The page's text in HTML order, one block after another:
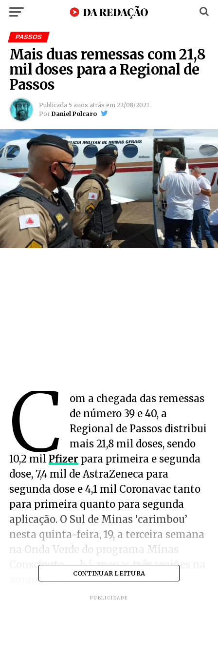
PASSOS
Mais duas remessas com 21,8
mil doses para a Regional de
Passos
Publicada 5 anos atrás em 22/08/2021
Por Daniel Polcaro
C
om a chegada das remessas
de número 39 e 40, a
Regional de Passos distribui
mais 21,8 mil doses, sendo
10,2 mil Pfizer para primeira e segunda
dose, 7,4 mil de AstraZeneca para
segunda dose e 4,1 mil Coronavac tanto
para primeira quanto para segunda
aplicação. O Sul de Minas ‘carimbou’
nesta quinta-feira, 19, a terceira semana
na Onda Verde do programa Minas
Consciente — há apenas três regiões na
amarela.
CONTINUAR LEITURA
PUBLICIDADE